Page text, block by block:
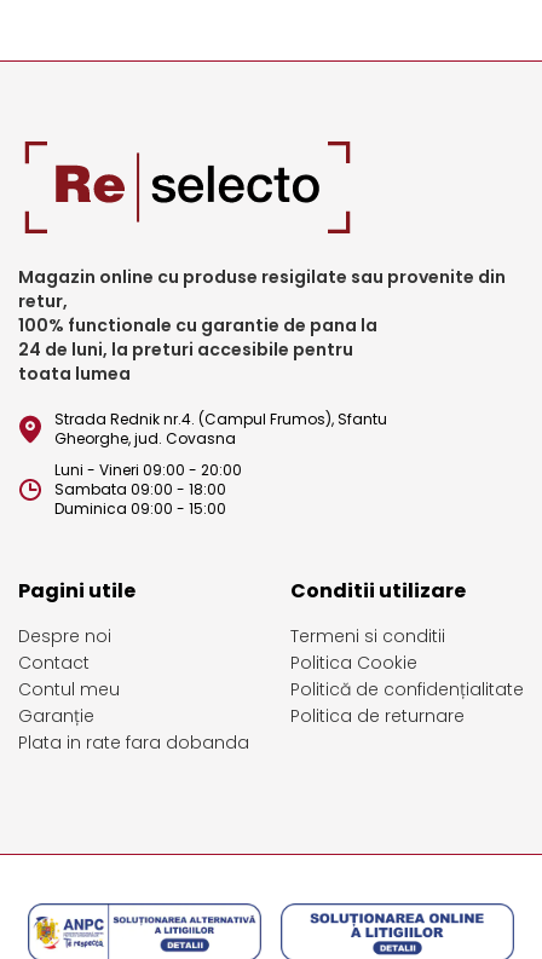
Magazin online cu produse resigilate sau provenite din
retur,
100% functionale cu garantie de pana la
24 de luni, la preturi accesibile pentru
toata lumea
Strada Rednik nr.4. (Campul Frumos), Sfantu
Gheorghe, jud. Covasna
Luni - Vineri 09:00 - 20:00
Sambata 09:00 - 18:00
Duminica 09:00 - 15:00
Pagini utile
Despre noi
Contact
Contul meu
Garanție
Plata in rate fara dobanda
Conditii utilizare
Termeni si conditii
Politica Cookie
Politică de confidențialitate
Politica de returnare